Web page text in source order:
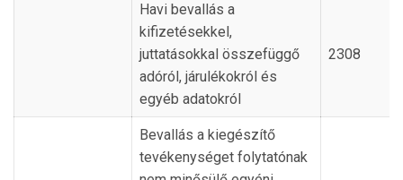
Havi bevallás a
kifizetésekkel,
juttatásokkal összefüggő
adóról, járulékokról és
egyéb adatokról
2308
Bevallás a kiegészítő
tevékenységet folytatónak